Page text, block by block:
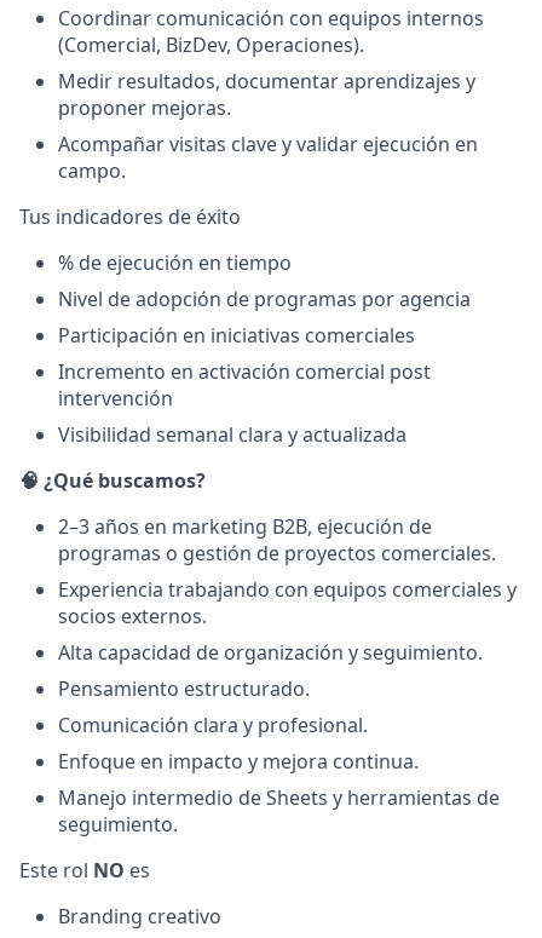
Coordinar comunicación con equipos internos
(Comercial, BizDev, Operaciones).
Medir resultados, documentar aprendizajes y
proponer mejoras.
Acompañar visitas clave y validar ejecución en
campo.
Tus indicadores de éxito
% de ejecución en tiempo
Nivel de adopción de programas por agencia
Participación en iniciativas comerciales
Incremento en activación comercial post
intervención
Visibilidad semanal clara y actualizada
🧠 ¿Qué buscamos?
2–3 años en marketing B2B, ejecución de
programas o gestión de proyectos comerciales.
Experiencia trabajando con equipos comerciales y
socios externos.
Alta capacidad de organización y seguimiento.
Pensamiento estructurado.
Comunicación clara y profesional.
Enfoque en impacto y mejora continua.
Manejo intermedio de Sheets y herramientas de
seguimiento.
Este rol NO es
Branding creativo